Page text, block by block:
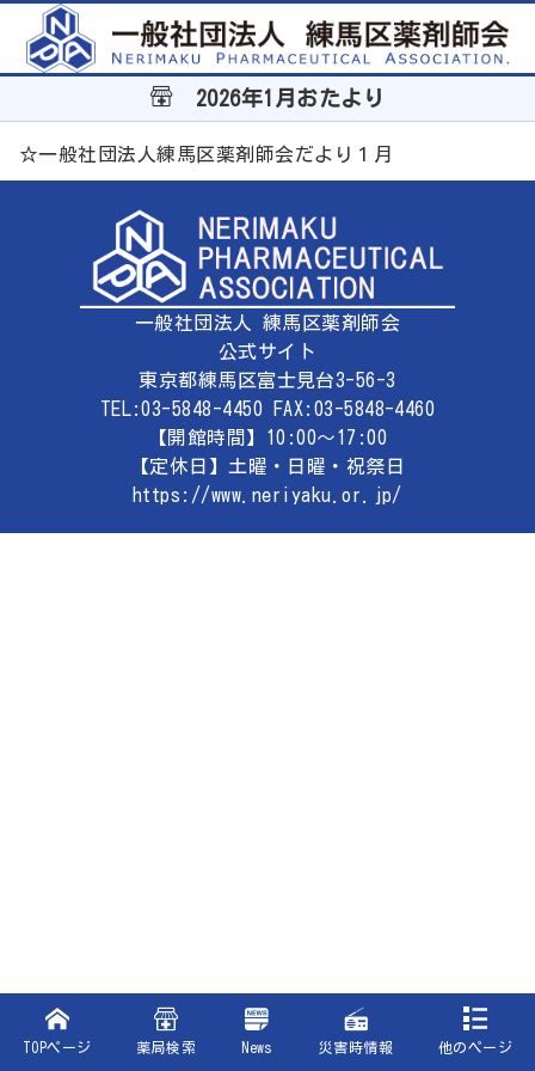
TOPページ 薬局検索 News 災害時情報 他のページ
2026年1月おたより
☆一般社団法人練馬区薬剤師会だより１月
一般社団法人 練馬区薬剤師会
公式サイト
東京都練馬区富士見台3-56-3
TEL:03-5848-4450 FAX:03-5848-4460
【開館時間】10:00～17:00
【定休日】土曜・日曜・祝祭日
https://www.neriyaku.or.jp/